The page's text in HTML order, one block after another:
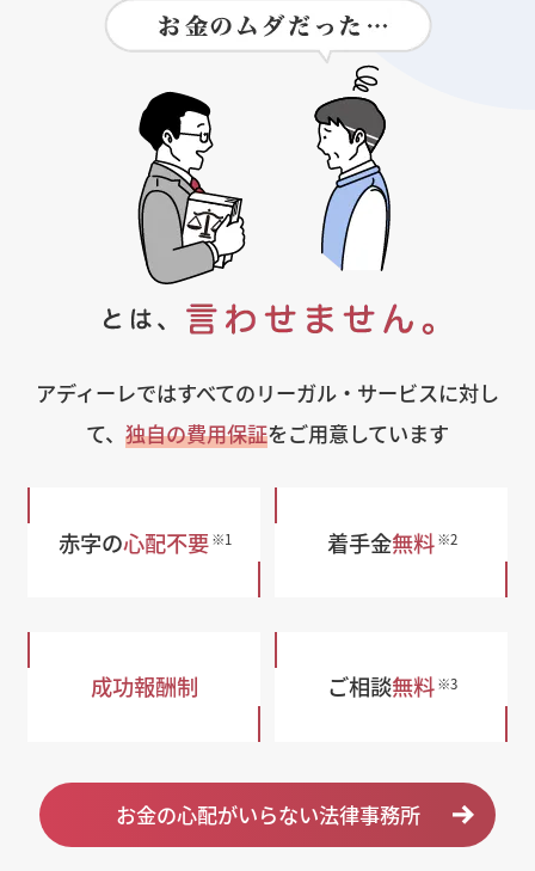
アディーレではすべてのリーガル・サービスに対し
て、 独自の費用保証をご用意しています
赤字の心配不要※1 着手金無料※2
成功報酬制 ご相談無料※3
お金の心配がいらない法律事務所